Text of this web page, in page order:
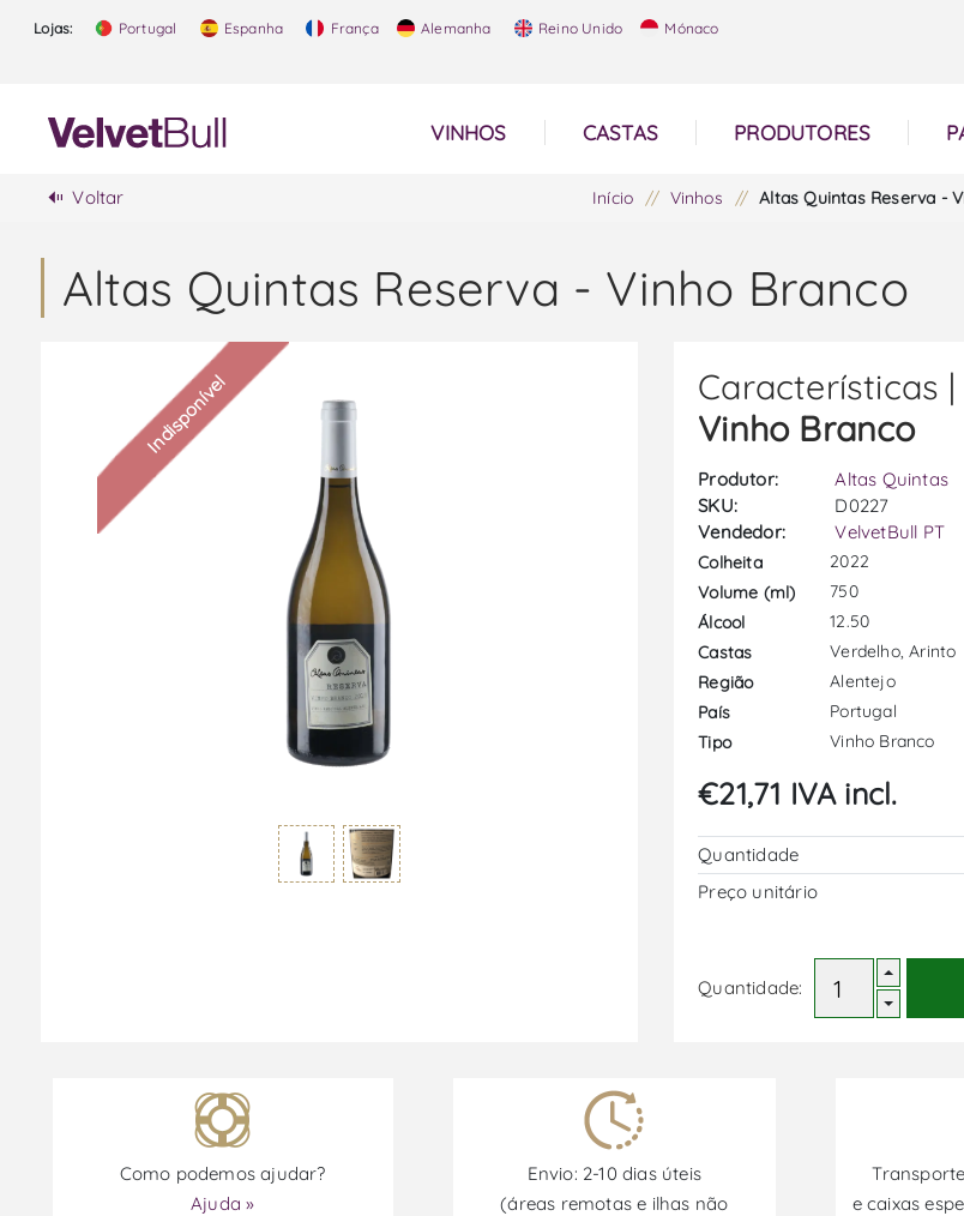
Lojas: Portugal Espanha França Alemanha Reino Unido Mónaco
VINHOS CASTAS PRODUTORES
Voltar Início / Vinhos / Altas Quintas Reserva -
Altas Quintas Reserva - Vinho Branco
Indisponível Características |
Vinho Branco
Produtor:
Altas Quintas
SKU:
D0227
Vendedor:
VelvetBull PT
Colheita
2022
Volume (ml)
750
Álcool
12.50
Castas
Verdelho, Arinto
Região
Alentejo
País
Portugal
Tipo
Vinho Branco
€21,71 IVA incl.
Quantidade
Preço unitário
Quantidade:
Como podemos ajudar?
Ajuda »
Envio: 2-10 dias úteis
(áreas remotas e ilhas não
e caixas